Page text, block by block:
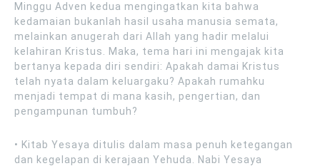
Minggu Adven kedua mengingatkan kita bahwa
kedamaian bukanlah hasil usaha manusia semata,
melainkan anugerah dari Allah yang hadir melalui
kelahiran Kristus. Maka, tema hari ini mengajak kita
bertanya kepada diri sendiri: Apakah damai Kristus
telah nyata dalam keluargaku? Apakah rumahku
menjadi tempat di mana kasih, pengertian, dan
pengampunan tumbuh?
• Kitab Yesaya ditulis dalam masa penuh ketegangan
dan kegelapan di kerajaan Yehuda. Nabi Yesaya